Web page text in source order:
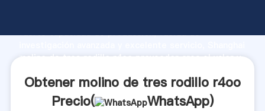
fuerte capacidad de producción, fuerza de
molino de tres rodillo r4oo proveedor crea el valor y
Obtener molino de tres rodillo r4oo
Precio(
WhatsApp)